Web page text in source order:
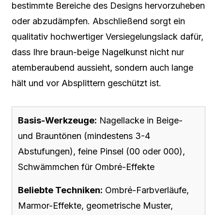
bestimmte Bereiche des Designs hervorzuheben
oder abzudämpfen. Abschließend sorgt ein
qualitativ hochwertiger Versiegelungslack dafür,
dass Ihre braun-beige Nagelkunst nicht nur
atemberaubend aussieht, sondern auch lange
hält und vor Absplittern geschützt ist.
Basis-Werkzeuge: Nagellacke in Beige-
und Brauntönen (mindestens 3-4
Abstufungen), feine Pinsel (00 oder 000),
Schwämmchen für Ombré-Effekte
Beliebte Techniken: Ombré-Farbverläufe,
Marmor-Effekte, geometrische Muster,